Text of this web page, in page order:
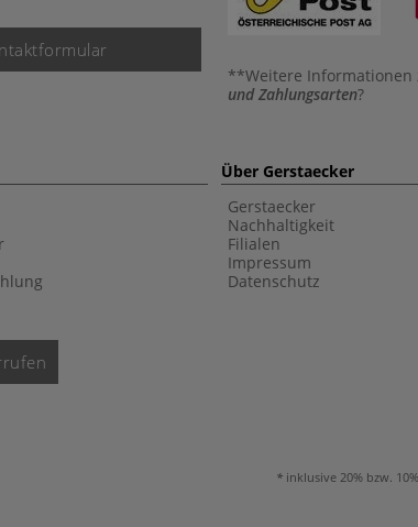
**Weitere Informationen
und Zahlungsarten?
Über Gerstaecker
Gerstaecker
Nachhaltigkeit
Filialen
Impressum
Datenschutz
inklusive 20% bzw.